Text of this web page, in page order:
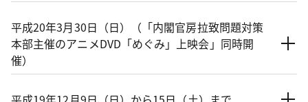
平成20年3月30日（日）（「内閣官房拉致問題対策
本部主催のアニメDVD「めぐみ」上映会」同時開
催）